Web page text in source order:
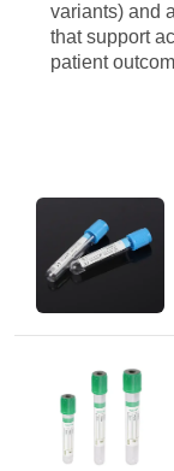
variants) and
that support
patient